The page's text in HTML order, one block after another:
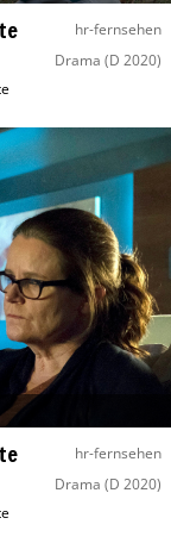
hr-fernsehen
Drama (D 2020)
hr-fernsehen
Drama (D 2020)